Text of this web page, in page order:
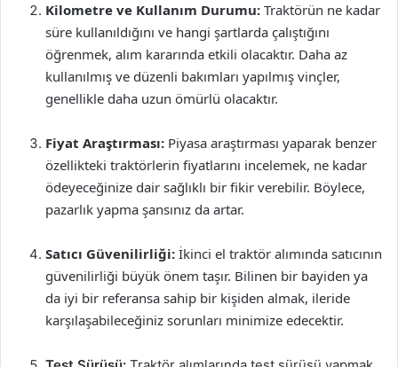
Kilometre ve Kullanım Durumu: Traktörün ne kadar
süre kullanıldığını ve hangi şartlarda çalıştığını
öğrenmek, alım kararında etkili olacaktır. Daha az
kullanılmış ve düzenli bakımları yapılmış vinçler,
genellikle daha uzun ömürlü olacaktır.
Fiyat Araştırması: Piyasa araştırması yaparak benzer
özellikteki traktörlerin fiyatlarını incelemek, ne kadar
ödeyeceğinize dair sağlıklı bir fikir verebilir. Böylece,
pazarlık yapma şansınız da artar.
Satıcı Güvenilirliği: İkinci el traktör alımında satıcının
güvenilirliği büyük önem taşır. Bilinen bir bayiden ya
da iyi bir referansa sahip bir kişiden almak, ileride
karşılaşabileceğiniz sorunları minimize edecektir.